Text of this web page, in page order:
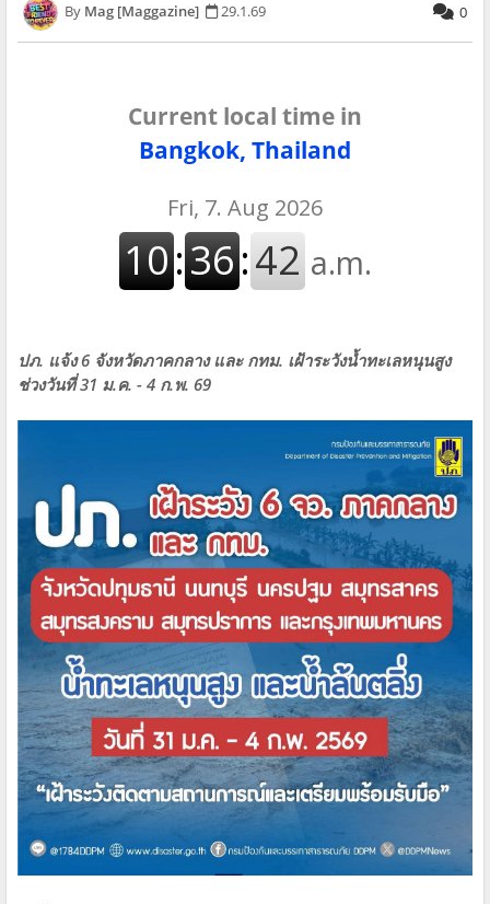
Mag [Maggazine] 29.1.69 0
Current local time in
Bangkok, Thailand
ปภ. แจ้ง 6 จังหวัดภาคกลาง และ กทม. เฝ้าระวังน้ำทะเลหนุนสูง
ช่วงวันที่ 31 ม.ค. - 4 ก.พ. 69